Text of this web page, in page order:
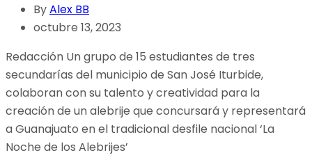
ByAlex BB
octubre 13, 2023
Redacción Un grupo de 15 estudiantes de tres
secundarías del municipio de San José Iturbide,
colaboran con su talento y creatividad para la
creación de un alebrije que concursará y representará
a Guanajuato en el tradicional desfile nacional ‘La
Noche de los Alebrijes’